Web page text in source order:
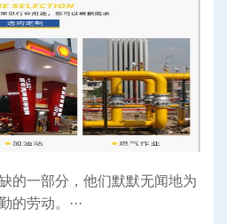
的一部分，他们默默无闻地为
的劳动。···